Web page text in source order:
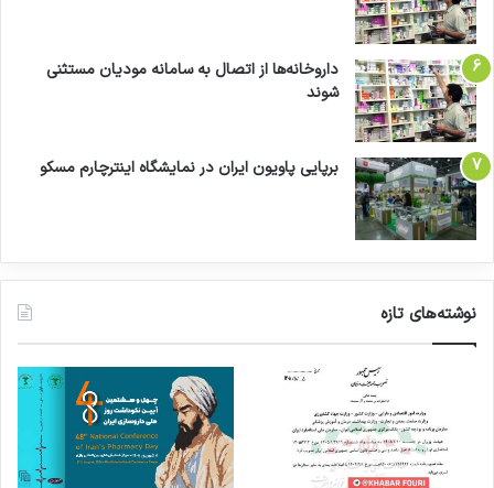
داروخانه‌ها از اتصال به سامانه مودیان مستثنی
شوند
برپایی پاویون ایران در نمایشگاه اینترچارم مسکو
نوشته‌های تازه